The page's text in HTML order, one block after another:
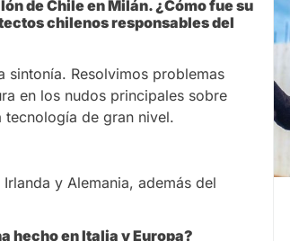
de Chile en Milán. ¿Cómo fue su
chilenos responsables del
sintonía. Resolvimos problemas
en los nudos principales sobre
tecnología de gran nivel.
y Alemania, además del
hecho en Italia y Europa?